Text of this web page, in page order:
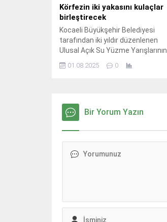
Körfezin iki yakasını kulaçlar
birleştirecek
Kocaeli Büyükşehir Belediyesi
tarafından iki yıldır düzenlenen
Ulusal Açık Su Yüzme Yarışlarının
01.08.2025 0
Bir Yorum Yazın